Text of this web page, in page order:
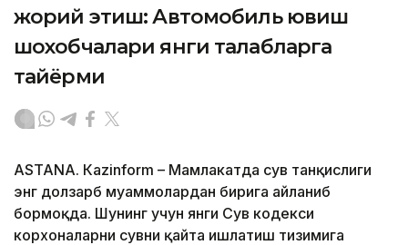
жорий этиш: Автомобиль ювиш
шохобчалари янги талабларга
тайёрми
ASTANА. Кazinform – Мамлакатда сув танқислиги
энг долзарб муаммолардан бирига айланиб
бормоқда. Шунинг учун янги Сув кодекси
корхоналарни сувни қайта ишлатиш тизимига